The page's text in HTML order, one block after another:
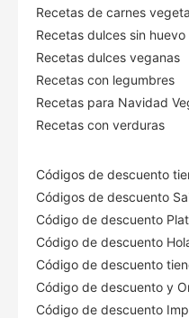
Recetas de carnes
Recetas dulces sin huevo
Recetas dulces veganas
Recetas con legumbres
Recetas para Navidad
Recetas con verduras
Códigos de descuento
Códigos de descuento
Código de descuento
Código de descuento
Código de descuento
Código de descuento y
Código de descuento